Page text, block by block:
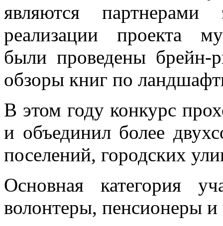
являются
реализации проекта
были проведены
обзоры книг по
В этом году конкурс
и объединил более
поселений, городских
Основная категория
волонтеры, пенсионеры